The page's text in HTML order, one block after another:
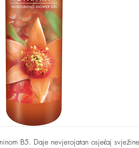
B5. Daje nevjerojatan osjećaj